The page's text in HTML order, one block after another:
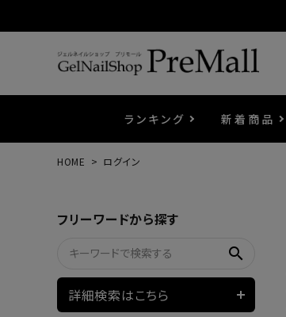
ランキング 新着商品
ウェービージェル
ネイルマシン
HOME ログイン
フリーワードから探す
search
詳細検索はこちら